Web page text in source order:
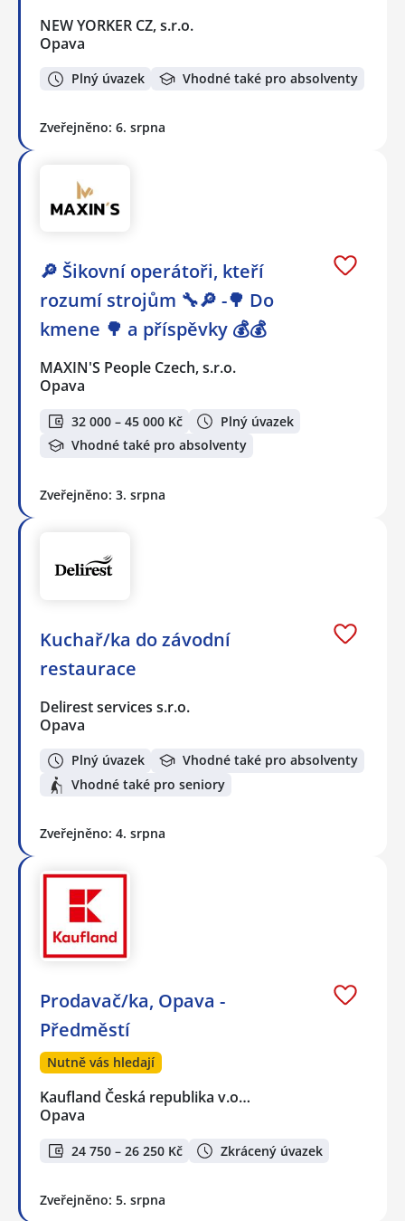
NEW YORKER CZ, s.r.o.
Opava
Plný úvazek Vhodné také pro absolventy
Zveřejněno: 6. srpna
🔎 Šikovní operátoři, kteří
rozumí strojům 🔧🔎 -🌳 Do
kmene 🌳 a příspěvky 💰💰
MAXIN'S People Czech, s.r.o.
Opava
32 000 – 45 000 Kč
Plný úvazek
Vhodné také pro absolventy
Zveřejněno: 3. srpna
Kuchař/ka do závodní
restaurace
Delirest services s.r.o.
Opava
Plný úvazek
Vhodné také pro absolventy
Vhodné také pro seniory
Zveřejněno: 4. srpna
Prodavač/ka, Opava -
Předměstí
Nutně vás hledají
Kaufland Česká republika v.o…
Opava
24 750 – 26 250 Kč Zkrácený úvazek
Zveřejněno: 5. srpna